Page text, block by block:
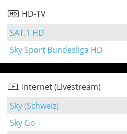
HD-TV
SAT.1 HD
Sky Sport Bundesliga HD
Internet (Livestream)
Sky (Schweiz)
Sky Go